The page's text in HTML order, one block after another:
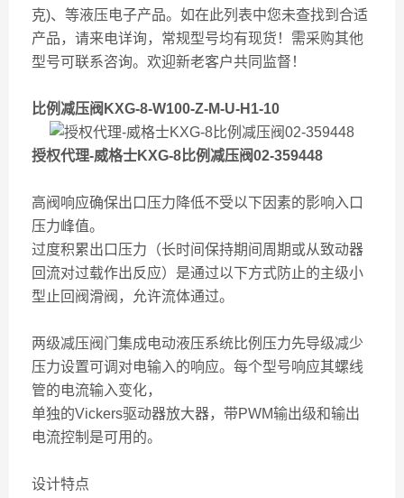
克)、等液压电子产品。如在此列表中您未查找到合适
产品，请来电详询，常规型号均有现货！需采购其他
型号可联系咨询。欢迎新老客户共同监督！
比例减压阀KXG-8-W100-Z-M-U-H1-10
授权代理-威格士KXG-8比例减压阀02-359448
高阀响应确保出口压力降低不受以下因素的影响入口
压力峰值。
过度积累出口压力（长时间保持期间周期或从致动器
回流对过载作出反应）是通过以下方式防止的主级小
型止回阀滑阀，允许流体通过。
两级减压阀门集成电动液压系统比例压力先导级减少
压力设置可调对电输入的响应。每个型号响应其螺线
管的电流输入变化，
单独的Vickers驱动器放大器，带PWM输出级和输出
电流控制是可用的。
设计特点